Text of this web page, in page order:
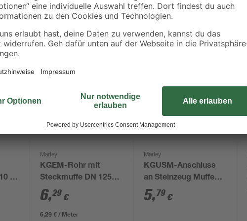
50
Marley
KGEM-Rohr mit
Steckmuffe DN 125
Länge 100 cm
6,29 €
6,29 € / Meter
Marley
KGUSM-Anschluss
an Steinzeug Muffe
DN 110
5,79 €